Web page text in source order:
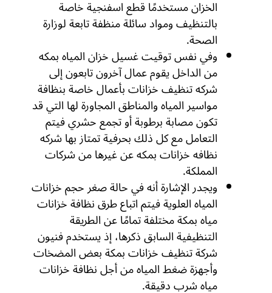
الخزان مستخدمًا قطع اسفنجية خاصة
بالتنظيف ومواد سائلة منظفة تابعة لوزارة
الصحة.
وفي نفس توقيت غسيل خزان المياه بمكه
من الداخل يقوم عمال آخرون تابعون إلى
شركه تنظيف خزانات بأعمال خاصة بنظافة
مواسير المياه والمناطق المجاورة لها التي قد
تكون مصابة برطوبة أو تجمع حشري فيتم
التعامل مع كل ذلك بحرفية تمتاز بها شركه
نظافه خزانات بمكه عن غيرها من شركات
المملكة.
ويجدر الإشارة أنه في حالة صغر حجم خزانات
المياه العلوية فيتم اتباع طرق نظافة خزانات
مياه بمكة مختلفة تمامًا عن الطريقة
التنظيفية السابق ذكرها، إذ يستخدم فنيون
شركة تنظيف خزانات بمكة بعض المضخات
وأجهزة ضغط المياه من أجل نظافة خزانات
مياه شرب دقيقة.